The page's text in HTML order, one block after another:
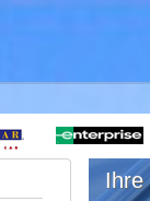
Ihre